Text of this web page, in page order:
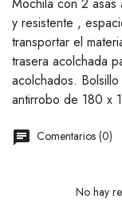
y resistente ,
transportar el
trasera acolchada
acolchados.
antirrobo de 180 x
Comentarios (0)
No hay